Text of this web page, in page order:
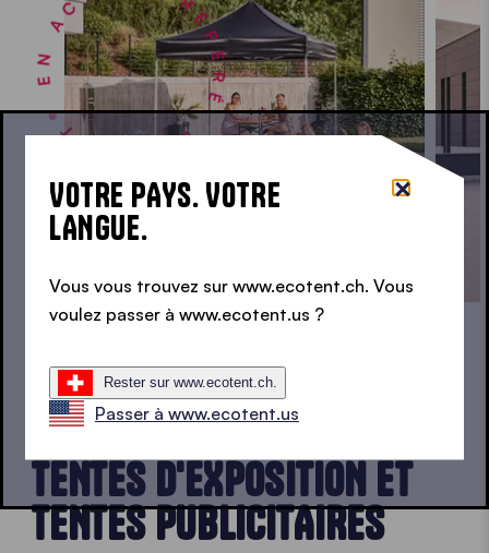
REPÉRÉ. ECOTENT® EN ACTION -
LE PRODUIT UNIVERSEL POUR CHAQUE PROJET
TENTES DE MARCHÉ 3X3,
TENTES D'EXPOSITION ET
TENTES PUBLICITAIRES
VOTRE PAYS. VOTRE
LANGUE.
Vous vous trouvez sur www.ecotent.ch. Vous
voulez passer à www.ecotent.us ?
Rester sur www.ecotent.ch.
Passer à www.ecotent.us